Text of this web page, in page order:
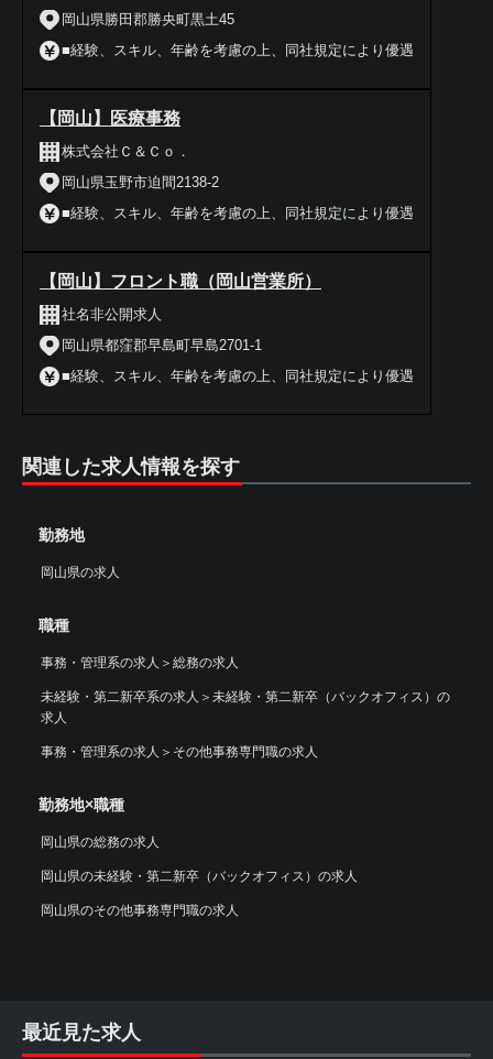
岡山県勝田郡勝央町黒土45
■経験、スキル、年齢を考慮の上、同社規定により優遇
【岡山】医療事務
株式会社Ｃ＆Ｃｏ．
岡山県玉野市迫間2138-2
■経験、スキル、年齢を考慮の上、同社規定により優遇
【岡山】フロント職（岡山営業所）
社名非公開求人
岡山県都窪郡早島町早島2701-1
■経験、スキル、年齢を考慮の上、同社規定により優遇
関連した求人情報を探す
勤務地
岡山県の求人
職種
事務・管理系の求人 ＞ 総務の求人
未経験・第二新卒系の求人 ＞ 未経験・第二新卒（バックオフィス）の
求人
事務・管理系の求人 ＞ その他事務専門職の求人
勤務地×職種
岡山県の総務の求人
岡山県の未経験・第二新卒（バックオフィス）の求人
岡山県のその他事務専門職の求人
最近見た求人